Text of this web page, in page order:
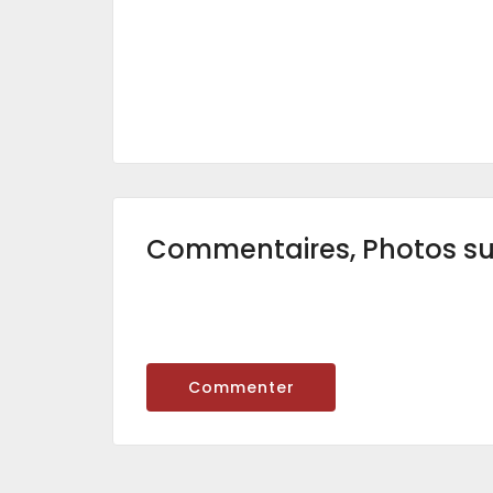
Commentaires, Photos
Commenter